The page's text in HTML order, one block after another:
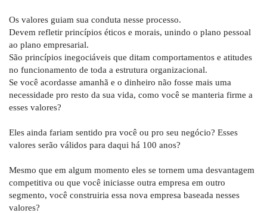
Os valores guiam sua conduta nesse processo.
Devem refletir princípios éticos e morais, unindo o plano pessoal
ao plano empresarial.
São princípios inegociáveis que ditam comportamentos e atitudes
no funcionamento de toda a estrutura organizacional.
Se você acordasse amanhã e o dinheiro não fosse mais uma
necessidade pro resto da sua vida, como você se manteria firme a
esses valores?
Eles ainda fariam sentido pra você ou pro seu negócio? Esses
valores serão válidos para daqui há 100 anos?
Mesmo que em algum momento eles se tornem uma desvantagem
competitiva ou que você iniciasse outra empresa em outro
segmento, você construiria essa nova empresa baseada nesses
valores?